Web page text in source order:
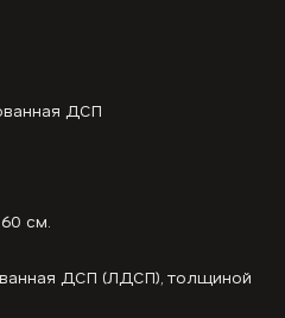
ДСП
см.
ДСП (ЛДСП), толщиной